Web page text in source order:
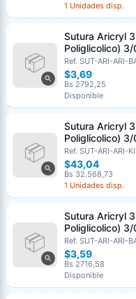
1 Unidades disp.
Sutura Aricryl
Poliglicolico)
Aguja de 1/2
17mm
Ref. SUT-ARI-ARI-
$3,69
Bs 2792,25
Disponible
Sutura Aricryl
Poliglicolico)
Unds ARIZI
Punta Conica
Ref. SUT-ARI-ARI-
$43,04
Bs 32.568,73
1 Unidades disp.
Sutura Aricryl
Poliglicolico)
Aguja de 1/2
26mm
Ref. SUT-ARI-ARI-
$3,59
Bs 2716,58
Disponible